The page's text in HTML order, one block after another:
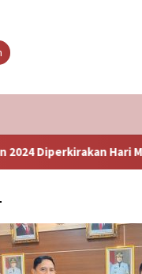
Minggu Besok